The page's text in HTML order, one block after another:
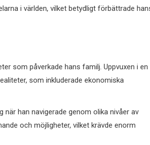
i världen, vilket betydligt förbättrade
som påverkade hans familj. Uppvuxen i en
som inkluderade ekonomiska
han navigerade genom olika nivåer av
och möjligheter, vilket krävde enorm